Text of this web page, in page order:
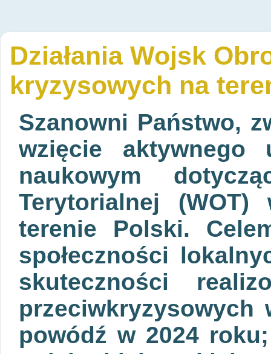
Działania Wojsk
kryzysowych na
Szanowni Państwo,
wzięcie aktywnego
naukowym
Terytorialnej
terenie Polski.
społeczności
skuteczności
przeciwkryzysowych
powódź w 2024